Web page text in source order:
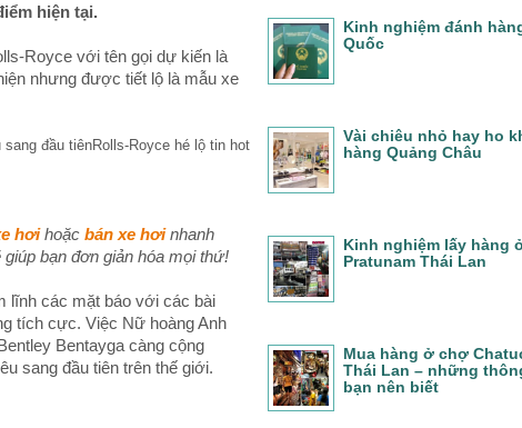
hiện tại.
Royce với tên gọi dự kiến là
nhưng được tiết lộ là mẫu xe
Rolls-Royce hé lộ tin hot
hơihoặc bán xe hơinhanh
bạn đơn giản hóa mọi thứ!
lĩnh các mặt báo với các bài
tích cực. Việc Nữ hoàng Anh
Bentayga càng cộng
sang đầu tiên trên thế giới.
Kinh nghiệm đánh
Quốc
Vài chiêu nhỏ hay ho
hàng Quảng Châu
Kinh nghiệm lấy hàng
Pratunam Thái Lan
Mua hàng ở chợ
Thái Lan – những
bạn nên biết